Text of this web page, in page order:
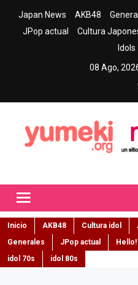
Japan News AKB48 General
JPop actual
Cultura
Idols
08 Ago,
Inicio AKB48 Cultura idol
Generales
JPop actual
idol 70s
idol 80s